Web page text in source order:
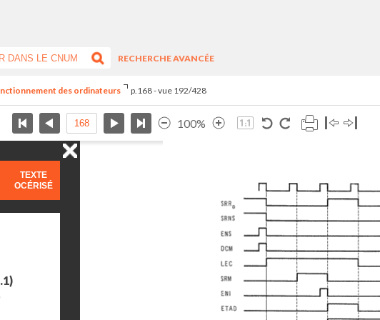
RECHERCHE AVANCÉE
des ordinateurs p.168 - vue 192/428
100%
TEXTE
OCÉRISÉ